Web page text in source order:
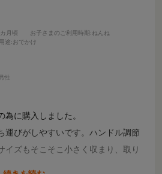
月頃 お子さまのご利用時期 :ねんね
用途:おでかけ
性
に購入しました。
運びがしやすいです。ハンドル調節
イズもそこそこ小さく収まり、取り